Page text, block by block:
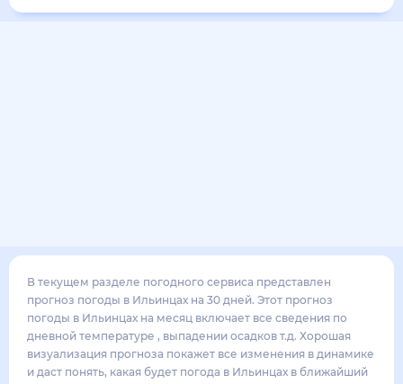
В текущем разделе погодного сервиса представлен
прогноз погоды в Ильинцах на 30 дней. Этот прогноз
погоды в Ильинцах на месяц включает все сведения по
дневной температуре , выпадении осадков т.д. Хорошая
визуализация прогноза покажет все изменения в динамике
и даст понять, какая будет погода в Ильинцах в ближайший